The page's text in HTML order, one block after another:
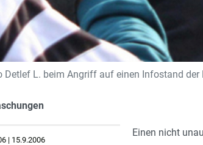
Detlef L. beim Angriff auf einen Infostand der
| 15.9.2006
Einen nicht